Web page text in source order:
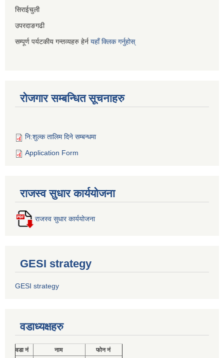
सिराईचुली
उपरदाङगढी
सम्पूर्ण पर्यटकीय गन्तव्यहरु हेर्न यहाँ क्लिक गर्नुहोस्
रोजगार सम्बन्धित सूचनाहरु
नि:शुल्क तालिम दिने सम्बन्धमा
Application Form
राजस्व सुधार कार्ययोजना
राजस्व सुधार कार्ययोजना
GESI strategy
GESI strategy
वडाध्यक्षहरु
वडा नं नाम फोन नं